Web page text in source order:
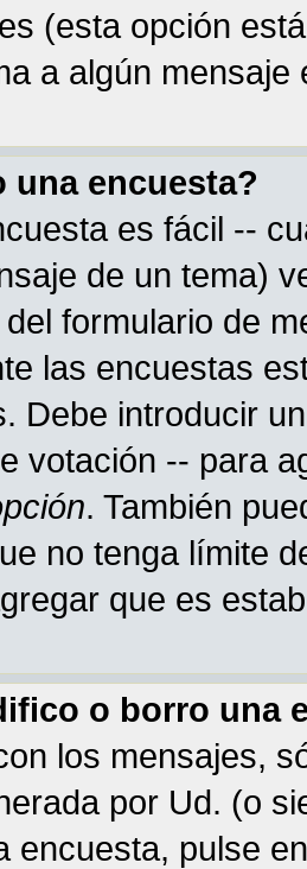
(esta opción
a algún mensaje
una encuesta?
es fácil --
de un tema)
formulario de
las encuestas
Debe introducir
votación -- para
. También
no tenga límite
que es
o borro una
los mensajes,
por Ud. (o
encuesta, pulse